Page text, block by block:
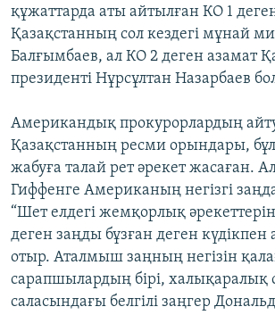
құжаттарда аты айтылған КО 1
Қазақстанның сол кездегі мұнай
Балғымбаев, ал КО 2 деген азамат
президенті Нұрсұлтан Назарбаев
Американдық прокурорлардың
Қазақстанның ресми орындары, бұл
жабуға талай рет әрекет жасаған.
Гиффенге Американың негізгі
“Шет елдегі жемқорлық
деген заңды бұзған деген
отыр. Аталмыш заңның негізін
сарапшылардың бірі, халықаралық
саласындағы белгілі заңгер